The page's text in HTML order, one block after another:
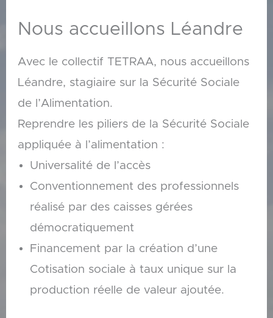
Nous accueillons Léandre
Avec le collectif TETRAA, nous accueillons
Léandre, stagiaire sur la Sécurité Sociale
de l’Alimentation.
Reprendre les piliers de la Sécurité Sociale
appliquée à l’alimentation :
Universalité de l’accès
Conventionnement des professionnels
réalisé par des caisses gérées
démocratiquement
Financement par la création d’une
Cotisation sociale à taux unique sur la
production réelle de valeur ajoutée.